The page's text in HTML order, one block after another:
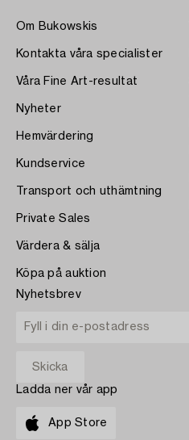
Om Bukowskis
Kontakta våra specialister
Våra Fine Art-resultat
Nyheter
Hemvärdering
Kundservice
Transport och uthämtning
Private Sales
Värdera & sälja
Köpa på auktion
Nyhetsbrev
Ladda ner vår app
App Store